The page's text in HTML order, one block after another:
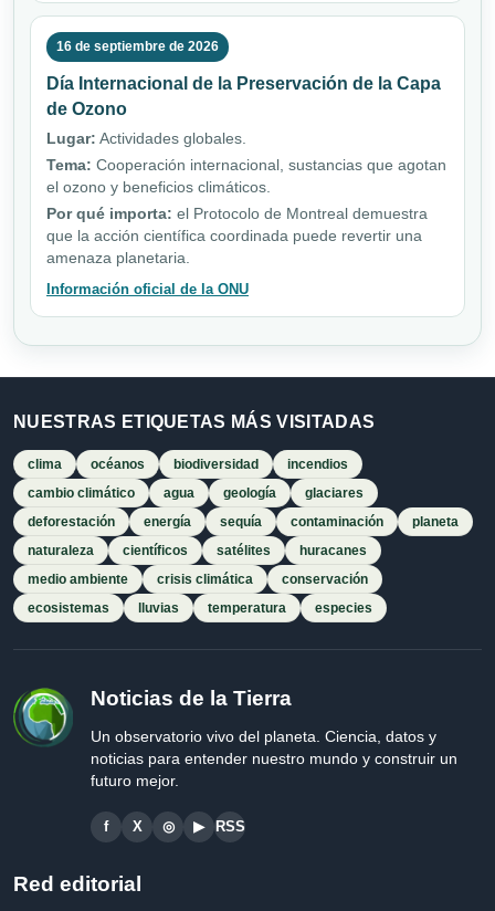
16 de septiembre de 2026
Día Internacional de la Preservación de la Capa
de Ozono
Lugar: Actividades globales.
Tema: Cooperación internacional, sustancias que agotan
el ozono y beneficios climáticos.
Por qué importa: el Protocolo de Montreal demuestra
que la acción científica coordinada puede revertir una
amenaza planetaria.
Información oficial de la ONU
NUESTRAS ETIQUETAS MÁS VISITADAS
clima océanos biodiversidad
incendios
cambio climático
agua geología
glaciares
deforestación
energía sequía contaminación
planeta
naturaleza
científicos satélites
huracanes
medio ambiente
crisis climática
conservación
ecosistemas
lluvias temperatura especies
Noticias de la Tierra
Un observatorio vivo del planeta. Ciencia, datos y
noticias para entender nuestro mundo y construir un
futuro mejor.
f X ◎ ▶ RSS
Red editorial